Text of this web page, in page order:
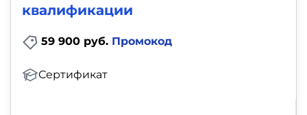
квалификации
59 900 руб. Промокод
Сертификат